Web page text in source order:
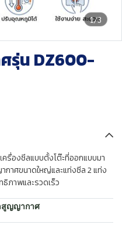
1/3
รุ่น DZ600-
รื่องซีลแบบตั้งโต๊ะที่ออกแบบมา
าศขนาดใหญ่และแท่งซีล 2 แท่ง
ภาพและรวดเร็ว
สูญญากาศ